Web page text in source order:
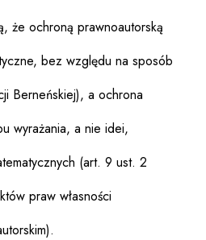
że ochroną prawnoautorską
bez względu na sposób
Berneńskiej), a ochrona
wyrażania, a nie idei,
(art. 9 ust. 2
praw własności